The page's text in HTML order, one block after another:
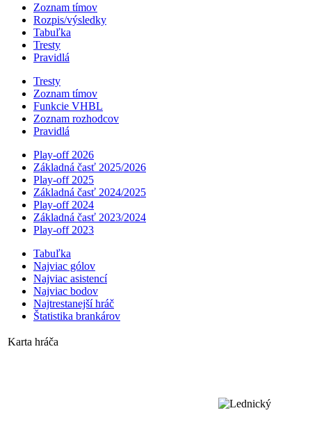
Zoznam tímov
Rozpis/výsledky
Tabuľka
Tresty
Pravidlá
Tresty
Zoznam tímov
Funkcie VHBL
Zoznam rozhodcov
Pravidlá
Play-off 2026
Základná časť 2025/2026
Play-off 2025
Základná časť 2024/2025
Play-off 2024
Základná časť 2023/2024
Play-off 2023
Tabuľka
Najviac gólov
Najviac asistencí­
Najviac bodov
Najtrestanejší hráč
Štatistika brankárov
Karta hráča